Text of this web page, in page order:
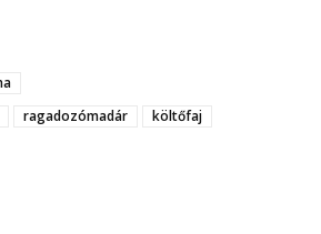
ragadozómadár költőfaj